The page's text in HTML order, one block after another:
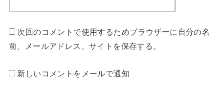
次回のコメントで使用するためブラウザーに自分の名
前、メールアドレス、サイトを保存する。
新しいコメントをメールで通知